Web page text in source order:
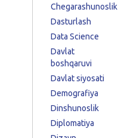
Chegarashunoslik
Dasturlash
Data Science
Davlat
boshqaruvi
Davlat siyosati
Demografiya
Dinshunoslik
Diplomatiya